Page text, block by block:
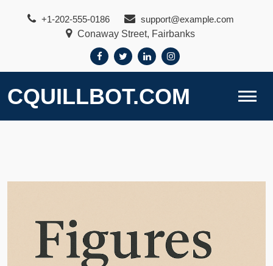
+1-202-555-0186
support@example.com
Conaway Street, Fairbanks
CQUILLBOT.COM